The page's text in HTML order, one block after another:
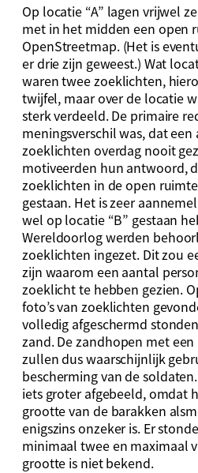
Op locatie “A” lagen vrijwel
met in het midden een open
OpenStreetmap. (Het is
er drie zijn geweest.) Wat
waren twee zoeklichten,
twijfel, maar over de locatie
sterk verdeeld. De primaire
meningsverschil was, dat
zoeklichten overdag nooit
motiveerden hun antwoord,
zoeklichten in de open
gestaan. Het is zeer
wel op locatie “B” gestaan
Wereldoorlog werden
zoeklichten ingezet. Dit zou
zijn waarom een aantal
zoeklicht te hebben gezien.
foto’s van zoeklichten
volledig afgeschermd
zand. De zandhopen met
zullen dus waarschijnlijk
bescherming van de
iets groter afgebeeld, omdat
grootte van de barakken
enigszins onzeker is. Er
minimaal twee en maximaal
grootte is niet bekend.